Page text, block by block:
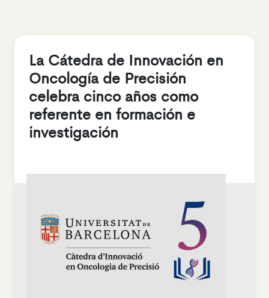
La Cátedra de Innovación en
Oncología de Precisión
celebra cinco años como
referente en formación e
investigación